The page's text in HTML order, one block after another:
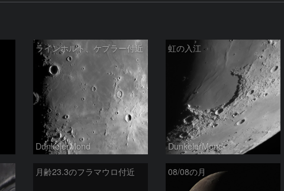
ラインホルト、ケプラー付近
DunkelerMond
虹の入江
DunkelerMond
月齢23.3のフラマウロ付近 08/08の月